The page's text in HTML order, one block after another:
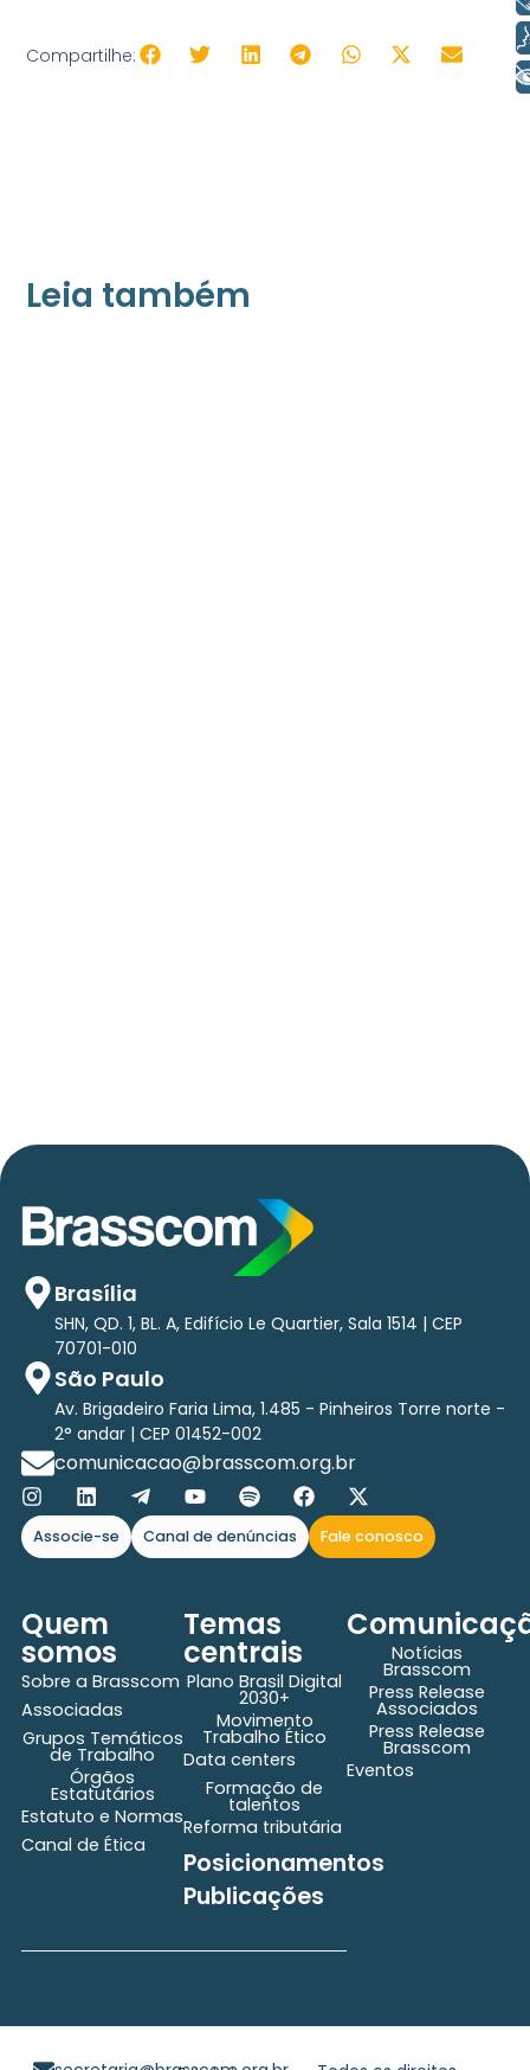
Compartilhe:
Leia também
Brasília
SHN, QD. 1, BL. A, Edifício Le Quartier, Sala 1514 | CEP
70701-010
São Paulo
Av. Brigadeiro Faria Lima, 1.485 - Pinheiros Torre norte -
2° andar | CEP 01452-002
comunicacao@brasscom.org.br
Associe-se Canal de denúncias Fale conosco
Quem
somos
Sobre a Brasscom
Associadas
Grupos Temáticos
de Trabalho
Órgãos
Estatutários
Estatuto e Normas
Canal de Ética
Temas
centrais
Plano Brasil Digital
2030+
Movimento
Trabalho Ético
Data centers
Formação de
talentos
Reforma tributária
Posicionamentos
Publicações
Notícias
Brasscom
Press Release
Associados
Press Release
Brasscom
Eventos